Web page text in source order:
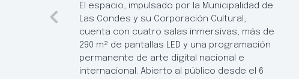
El espacio, impulsado por la Municipalidad de
Las Condes y su Corporación Cultural,
cuenta con cuatro salas inmersivas, más de
290 m² de pantallas LED y una programación
permanente de arte digital nacional e
internacional. Abierto al público desde el 6